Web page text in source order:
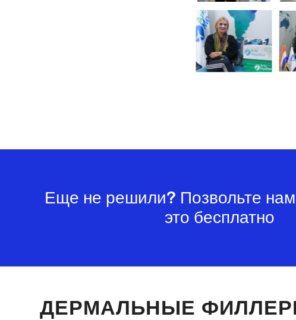
Еще не решили? Позвольте
это бесплатно
ДЕРМАЛЬНЫЕ